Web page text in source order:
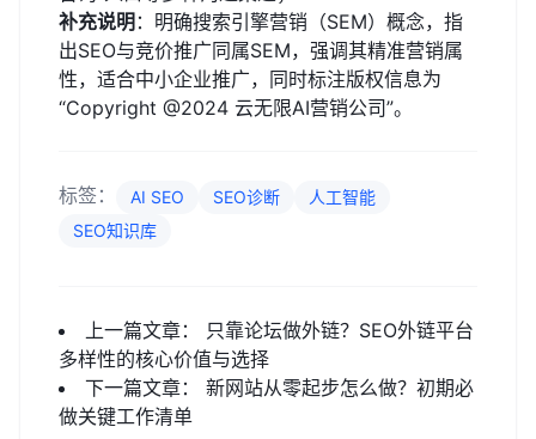
补充说明 ：明确搜索引擎营销（SEM）概念，指
出SEO与竞价推广同属SEM，强调其精准营销属
性，适合中小企业推广，同时标注版权信息为
“Copyright @2024 云无限AI营销公司”。
标签： AI SEO SEO诊断
人工智能
SEO知识库
上一篇文章： 只靠论坛做外链？SEO外链平台
多样性的核心价值与选择
下一篇文章： 新网站从零起步怎么做？初期必
做关键工作清单